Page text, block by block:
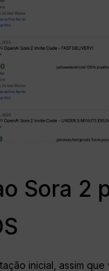
Sora 2
inicial, assim